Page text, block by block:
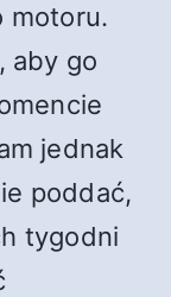
motoru.
aby go
jednak
poddać,
tygodni